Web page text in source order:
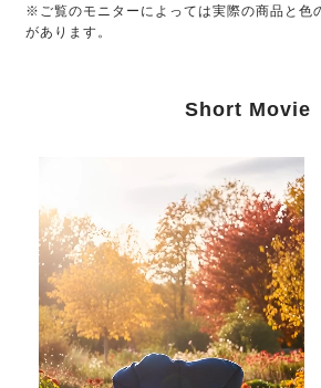
※ご覧のモニターによっては実際の商品と色
があります。
Short Movie